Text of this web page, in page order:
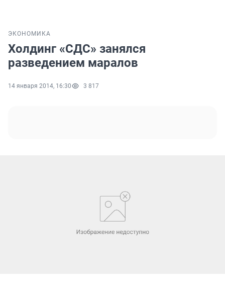
ЭКОНОМИКА
Холдинг «СДС» занялся
разведением маралов
14 января 2014, 16:30 3 817